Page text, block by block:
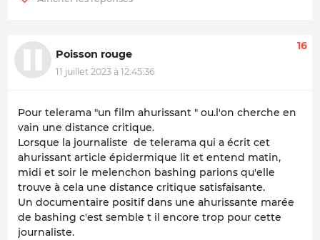
Poisson rouge
11 juillet 2023 à 12:45:36
16
Pour telerama "un film ahurissant " ou.l'on cherche en
vain une distance critique.
Lorsque la journaliste de telerama qui a écrit cet
ahurissant article épidermique lit et entend matin,
midi et soir le melenchon bashing parions qu'elle
trouve à cela une distance critique satisfaisante.
Un documentaire positif dans une ahurissante marée
de bashing c'est semble t il encore trop pour cette
journaliste.